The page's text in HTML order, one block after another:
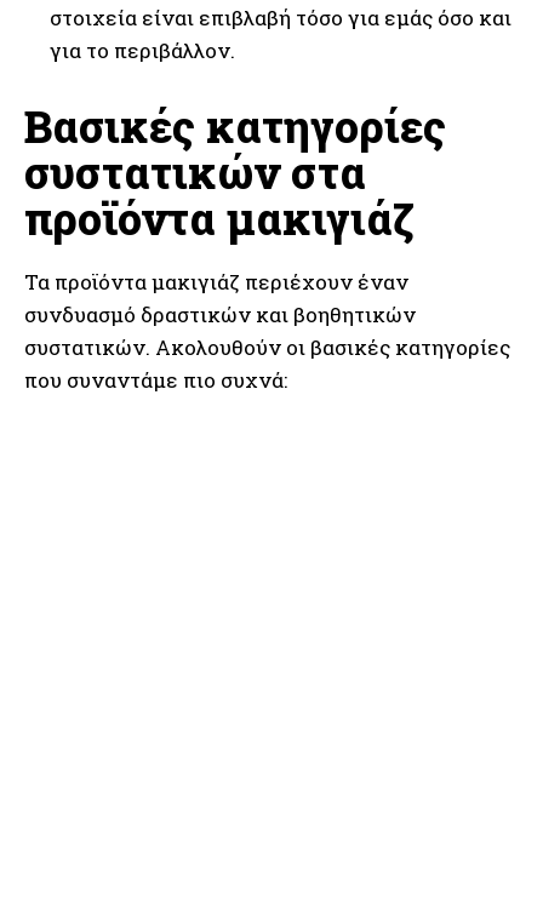
στοιχεία είναι επιβλαβή τόσο για εμάς όσο και
για το περιβάλλον.
Βασικές κατηγορίες
συστατικών στα
προϊόντα μακιγιάζ
Τα προϊόντα μακιγιάζ περιέχουν έναν
συνδυασμό δραστικών και βοηθητικών
συστατικών. Ακολουθούν οι βασικές κατηγορίες
που συναντάμε πιο συχνά: